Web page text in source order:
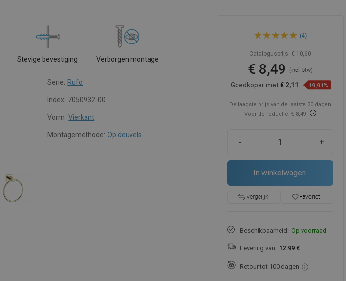
Stevige bevestiging Verborgen montage
Serie: Rufo
Index: 7050932-00
Vorm: Vierkant
Montagemethode: Op deuvels
Mexen Rufo handdoekrek,
chroom - 7050932-00
(4)
Catalogusprijs: € 10,60
€ 8,49(incl. btw)
Goedkoper met € 2,11 19,91%
De laagste prijs van de laatste 30 dagen
Voor de reductie: € 8,49
- +
In winkelwagen
Vergelijk favorite_borderFavoriet
Beschikbaarheid: Op voorraad
Levering van: 12.99 €
Retour tot 100 dagen